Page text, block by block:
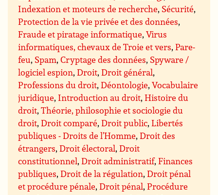
Indexation et moteurs de recherche, Sécurité,
Protection de la vie privée et des données,
Fraude et piratage informatique,Virus
informatiques, chevaux de Troie et vers,Pare-
feu, Spam,Cryptage des données, Spyware /
logiciel espion,Droit,Droit général,
Professions du droit,Déontologie,Vocabulaire
juridique, Introduction au droit,Histoire du
droit,Théorie, philosophie et sociologie du
droit,Droit comparé,Droit public,Libertés
publiques - Droits de l’Homme,Droit des
étrangers,Droit électoral,Droit
constitutionnel,Droit administratif,Finances
publiques,Droit de la régulation,Droit pénal
et procédure pénale,Droit pénal,Procédure